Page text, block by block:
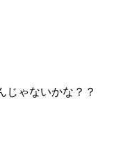
じゃないかな？？